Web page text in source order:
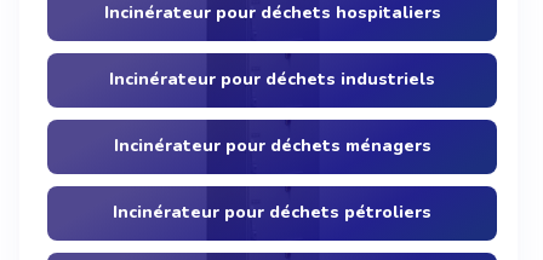
Incinérateur pour déchets hospitaliers
Incinérateur pour déchets industriels
Incinérateur pour déchets ménagers
Incinérateur pour déchets pétroliers